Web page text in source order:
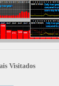
Visitados